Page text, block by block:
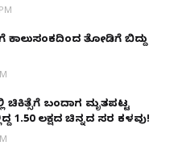
ತೋಡಿಗೆ ಬಿದ್ದು
ಚಿಕಿತ್ಸೆಗೆ ಬಂದಾಗ ಮೃತಪಟ್ಟ
₹1.50 ಲಕ್ಷದ ಚಿನ್ನದ ಸರ ಕಳವು!